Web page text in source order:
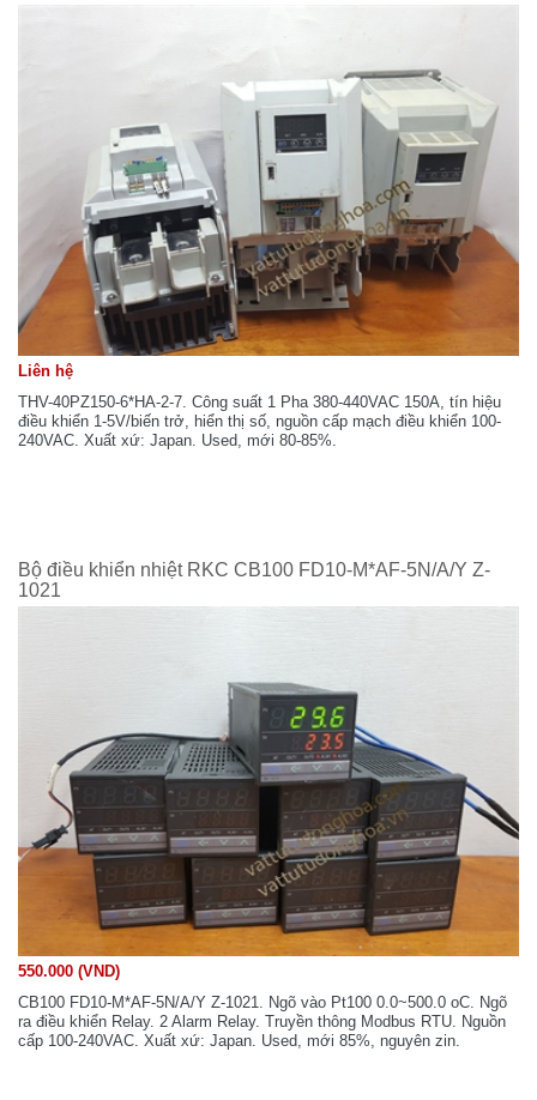
Liên hệ
THV-40PZ150-6*HA-2-7. Công suất 1 Pha 380-440VAC 150A, tín hiệu
điều khiển 1-5V/biến trở, hiển thị số, nguồn cấp mạch điều khiển 100-
240VAC. Xuất xứ: Japan. Used, mới 80-85%.
Bộ điều khiển nhiệt RKC CB100 FD10-M*AF-5N/A/Y Z-
1021
550.000 (VND)
CB100 FD10-M*AF-5N/A/Y Z-1021. Ngõ vào Pt100 0.0~500.0 oC. Ngõ
ra điều khiển Relay. 2 Alarm Relay. Truyền thông Modbus RTU. Nguồn
cấp 100-240VAC. Xuất xứ: Japan. Used, mới 85%, nguyên zin.